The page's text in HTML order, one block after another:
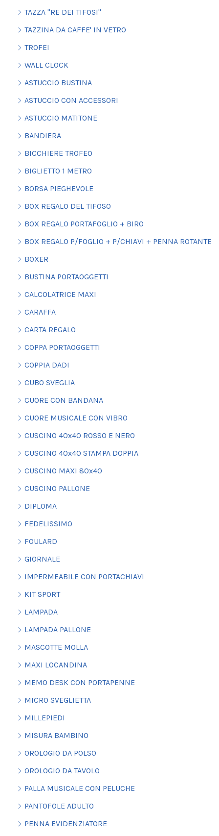
TAZZA "RE DEI TIFOSI"
TAZZINA DA CAFFE' IN VETRO
TROFEI
WALL CLOCK
ASTUCCIO BUSTINA
ASTUCCIO CON ACCESSORI
ASTUCCIO MATITONE
BANDIERA
BICCHIERE TROFEO
BIGLIETTO 1 METRO
BORSA PIEGHEVOLE
BOX REGALO DEL TIFOSO
BOX REGALO PORTAFOGLIO + BIRO
BOX REGALO P/FOGLIO + P/CHIAVI + PENNA ROTANTE
BOXER
BUSTINA PORTAOGGETTI
CALCOLATRICE MAXI
CARAFFA
CARTA REGALO
COPPA PORTAOGGETTI
COPPIA DADI
CUBO SVEGLIA
CUORE CON BANDANA
CUORE MUSICALE CON VIBRO
CUSCINO 40x40 ROSSO E NERO
CUSCINO 40x40 STAMPA DOPPIA
CUSCINO MAXI 80x40
CUSCINO PALLONE
DIPLOMA
FEDELISSIMO
FOULARD
GIORNALE
IMPERMEABILE CON PORTACHIAVI
KIT SPORT
LAMPADA
LAMPADA PALLONE
MASCOTTE MOLLA
MAXI LOCANDINA
MEMO DESK CON PORTAPENNE
MICRO SVEGLIETTA
MILLEPIEDI
MISURA BAMBINO
OROLOGIO DA POLSO
OROLOGIO DA TAVOLO
PALLA MUSICALE CON PELUCHE
PANTOFOLE ADULTO
PENNA EVIDENZIATORE